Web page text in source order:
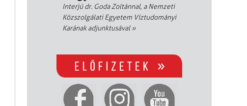
Interjú dr. Goda Zoltánnal, a Nemzeti
Közszolgálati Egyetem Víztudományi
Karának adjunktusával»